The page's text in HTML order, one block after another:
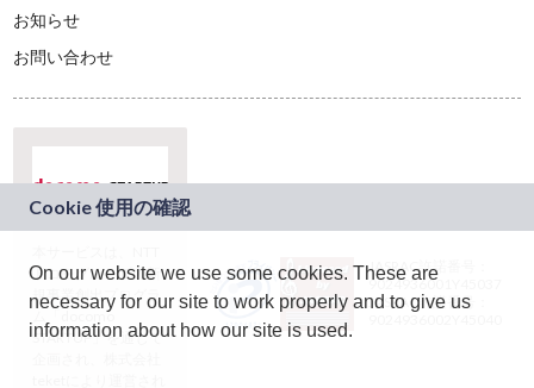
お知らせ
お問い合わせ
ドコモグループの新
規事業創出プログラ
ム「docomo
STARTUP」を通じて
JASRAC許諾番号：
9024936001Y45037
JASRAC許諾番号：
On our website we use some cookies. These are
necessary for our site to work properly and to give us
information about how our site is used.